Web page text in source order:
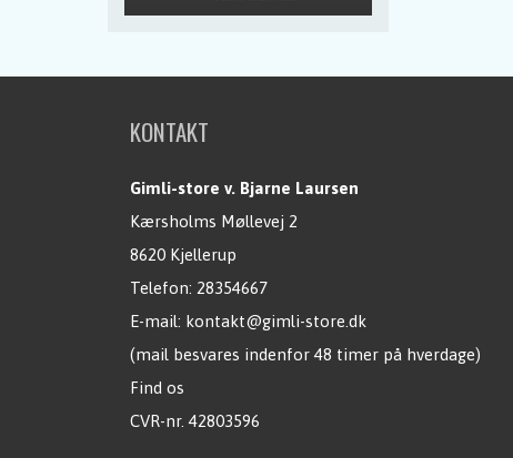
KONTAKT
Gimli-store v. Bjarne Laursen
Kærsholms Møllevej 2
8620 Kjellerup
Telefon: 28354667
E-mail: kontakt@gimli-store.dk
(mail besvares indenfor 48 timer på hverdage)
Find os
CVR-nr. 42803596